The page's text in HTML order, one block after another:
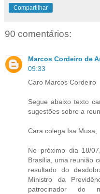
Compartilhar
90 comentários:
Marcos Cordeiro de
09:33
Caro Marcos Cordeiro
Segue abaixo texto
sugestões sobre a
Cara colega Isa Musa,
No próximo dia 18/
Brasília, uma reunião
resultado do
Ministro da
patrocinador do